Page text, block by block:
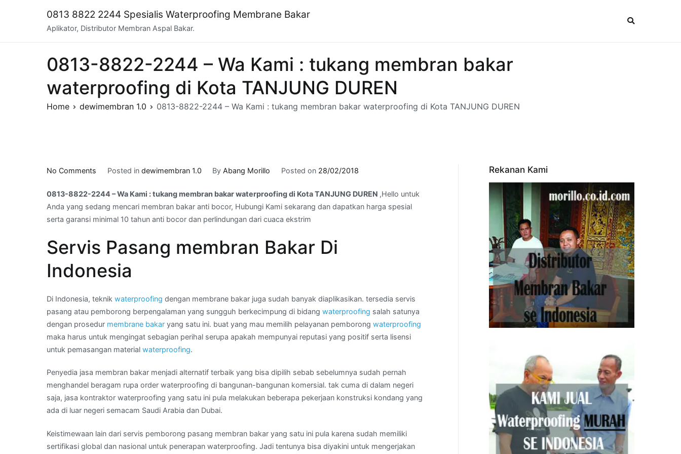
0813 8822 2244 Spesialis Waterproofing Membrane Bakar
Aplikator, Distributor Membran Aspal Bakar.
0813-8822-2244 – Wa Kami : tukang membran bakar
waterproofing di Kota TANJUNG DUREN
Home dewimembran 1.0 0813-8822-2244 – Wa Kami : tukang membran bakar waterproofing di Kota TANJUNG DUREN
No Comments
8822-
2244
–
Kami
tukang
bakar
waterproofing
di
Kota
TANJUNG
Posted in dewimembran 1.0 ByAbang Morillo Posted on 28/02/2018
0813-8822-2244 – Wa Kami : tukang membran bakar waterproofing di Kota TANJUNG DUREN ,Hello untuk
Anda yang sedang mencari membran bakar anti bocor, Hubungi Kami sekarang dan dapatkan harga spesial
serta garansi minimal 10 tahun anti bocor dan perlindungan dari cuaca ekstrim
Servis Pasang membran Bakar Di
Indonesia
Di Indonesia, teknik waterproofing dengan membrane bakar juga sudah banyak diaplikasikan. tersedia servis
pasang atau pemborong berpengalaman yang sungguh berkecimpung di bidang waterproofing salah satunya
dengan prosedur membrane bakar yang satu ini. buat yang mau memilih pelayanan pemborong waterproofing
maka harus untuk mengingat sebagian perihal serupa apakah mempunyai reputasi yang positif serta lisensi
untuk pemasangan material waterproofing.
Penyedia jasa membran bakar menjadi alternatif terbaik yang bisa dipilih sebab sebelumnya sudah pernah
menghandel beragam rupa order waterproofing di bangunan-bangunan komersial. tak cuma di dalam negeri
saja, jasa kontraktor waterproofing yang satu ini pula melakukan beberapa pekerjaan konstruksi kondang yang
ada di luar negeri semacam Saudi Arabia dan Dubai.
Keistimewaan lain dari servis pemborong pasang membran bakar yang satu ini pula karena sudah memiliki
sertifikasi global dan nasional untuk penerapan waterproofing. Jadi tentunya bisa diyakini untuk mengerjakan
Rekanan Kami